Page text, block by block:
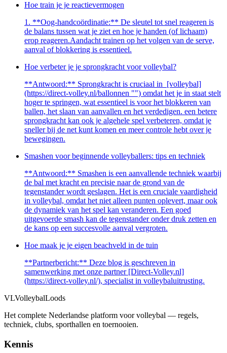
Hoe train je je reactievermogen
1. **Oog-handcoördinatie:** De sleutel tot snel reageren is
de balans tussen wat je ziet en hoe je handen (of lichaam)
erop reageren.Aandacht trainen op het volgen van de serve,
aanval of blokkering is essentieel.
Hoe verbeter je je sprongkracht voor volleybal?
**Antwoord:** Sprongkracht is cruciaal in ⁣ [volleybal]
(https://direct-volley.nl/ballonnen "") omdat het je in staat stelt
hoger te springen, wat essentieel is voor het ⁤blokkeren van
ballen, het slaan van aanvallen en het verdedigen. een ⁤betere
sprongkracht kan ⁣ook je algehele spel verbeteren, omdat je
sneller bij de net kunt komen en ⁤meer controle hebt over je
bewegingen.
Smashen voor beginnende volleyballers: tips en techniek
**Antwoord:** Smashen is een aanvallende techniek waarbij
de bal met kracht en⁢ precisie naar ⁤de grond van de
tegenstander wordt geslagen. Het is een cruciale vaardigheid
in volleybal, omdat het niet alleen punten oplevert, maar ook
de⁢ dynamiek van het spel kan veranderen. Een goed
uitgevoerde⁢ smash ⁣kan de tegenstander onder druk zetten en
de kans op een succesvolle aanval vergroten.
Hoe maak je je eigen beachveld in de tuin
**Partnerbericht:** Deze blog is geschreven in
samenwerking met onze partner [Direct-Volley.nl]
(https://direct-volley.nl/), specialist in volleybaluitrusting.
VLVolleybalLoods
Het complete Nederlandse platform voor volleybal — regels,
techniek, clubs, sporthallen en toernooien.
Kennis